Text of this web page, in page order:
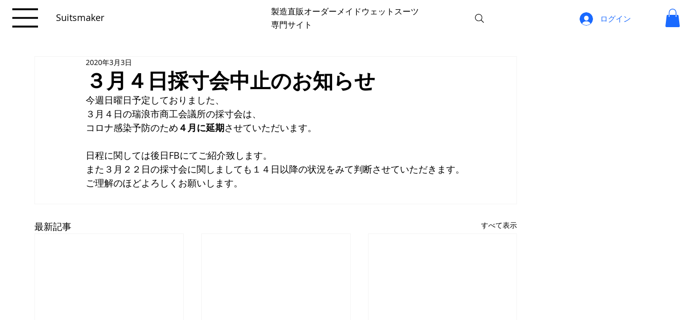
Suitsmaker
製造直販オーダーメイドウェットスーツ
専門サイト
ログイン
３月４日採寸会中止のお知らせ
2020年3月3日
今週日曜日予定しておりました、
３月４日の瑞浪市商工会議所の採寸会は、
コロナ感染予防のため ４月に延期させていただいます。
日程に関しては後日FBにてご紹介致します。
また３月２２日の採寸会に関しましても１４日以降の状況をみて判断させていただきます。
ご理解のほどよろしくお願いします。
最新記事 すべて表示